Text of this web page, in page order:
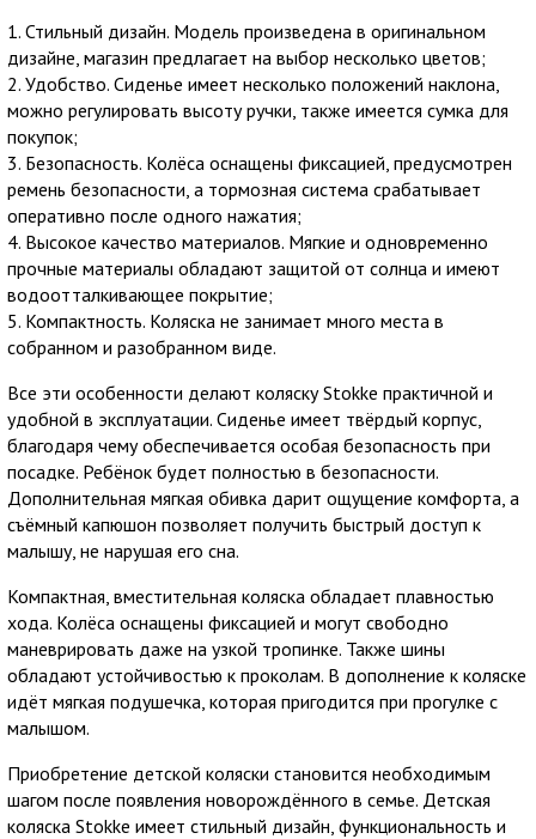
1. Стильный дизайн. Модель произведена в оригинальном
дизайне, магазин предлагает на выбор несколько цветов;
2. Удобство. Сиденье имеет несколько положений наклона,
можно регулировать высоту ручки, также имеется сумка для
покупок;
3. Безопасность. Колёса оснащены фиксацией, предусмотрен
ремень безопасности, а тормозная система срабатывает
оперативно после одного нажатия;
4. Высокое качество материалов. Мягкие и одновременно
прочные материалы обладают защитой от солнца и имеют
водоотталкивающее покрытие;
5. Компактность. Коляска не занимает много места в
собранном и разобранном виде.
Все эти особенности делают коляску Stokke практичной и
удобной в эксплуатации. Сиденье имеет твёрдый корпус,
благодаря чему обеспечивается особая безопасность при
посадке. Ребёнок будет полностью в безопасности.
Дополнительная мягкая обивка дарит ощущение комфорта, а
съёмный капюшон позволяет получить быстрый доступ к
малышу, не нарушая его сна.
Компактная, вместительная коляска обладает плавностью
хода. Колёса оснащены фиксацией и могут свободно
маневрировать даже на узкой тропинке. Также шины
обладают устойчивостью к проколам. В дополнение к коляске
идёт мягкая подушечка, которая пригодится при прогулке с
малышом.
Приобретение детской коляски становится необходимым
шагом после появления новорождённого в семье. Детская
коляска Stokke имеет стильный дизайн, функциональность и